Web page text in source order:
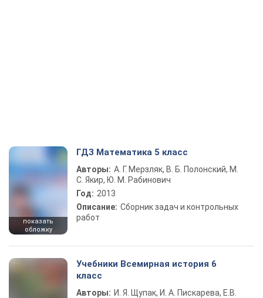
показать
обложку
ГДЗ Математика 5 класс
Авторы: А. Г. Мерзляк, В. Б. Полонский, М.
С. Якир, Ю. М. Рабинович
Год: 2013
Описание: Сборник задач и контрольных
работ
Учебники Всемирная история 6
класс
Авторы: И. Я. Щупак, И. А. Пискарева, Е.В.